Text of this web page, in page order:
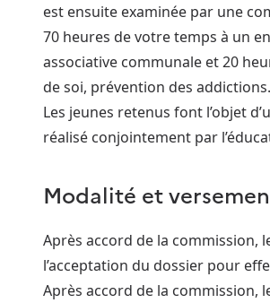
est ensuite examinée par une
70 heures de votre temps à un
associative communale et 20
de soi, prévention des
Les jeunes retenus font l’objet
réalisé conjointement par
Modalité et
Après accord de la commission,
l’acceptation du dossier pour
Après accord de la commission,